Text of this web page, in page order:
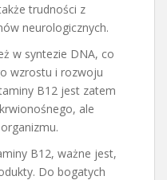
trudności z
neurologicznych.
w syntezie DNA, co
wzrostu i rozwoju
B12 jest zatem
ale
B12, ważne jest,
Do bogatych